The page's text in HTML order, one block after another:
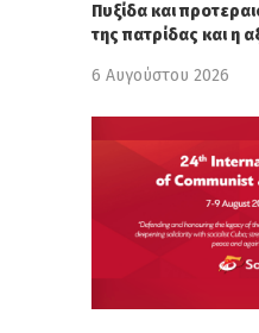
Πυξίδα και
της πατρίδας και η
6 Αυγούστου 2026